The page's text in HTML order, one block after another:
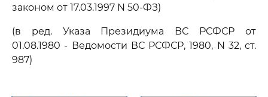
законом от 17.03.1997 N 50-ФЗ)
(в ред. Указа Президиума ВС РСФСР от
01.08.1980 - Ведомости ВС РСФСР, 1980, N 32, ст.
987)